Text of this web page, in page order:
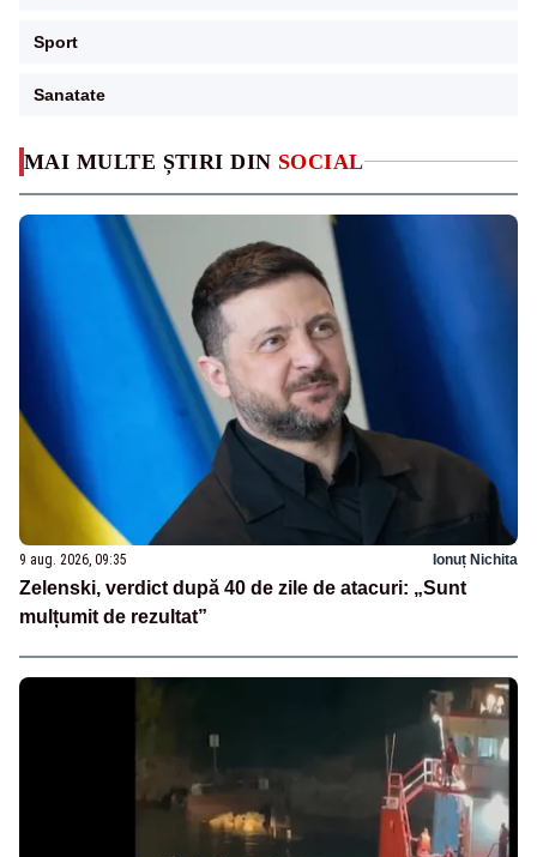
MAI MULTE ȘTIRI DIN SOCIAL
9 aug. 2026, 09:35 Ionuț Nichita
Zelenski, verdict după 40 de zile de atacuri: „Sunt
mulțumit de rezultat”
Sport
Sanatate